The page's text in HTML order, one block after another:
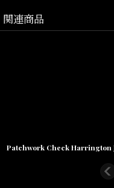
Size(サイズ)／Free Size(高さ
関連商品